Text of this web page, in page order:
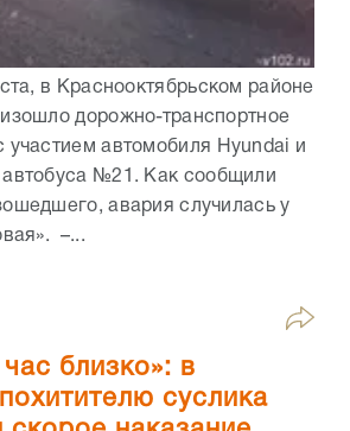
в Краснооктябрьском районе
дорожно-транспортное
участием автомобиля Hyundai и
автобуса №21. Как сообщили
авария случилась у
–...
близко»: в
суслика